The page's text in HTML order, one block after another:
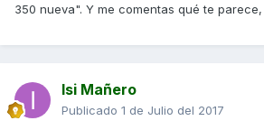
350 nueva". Y me comentas qué te
Isi Mañero
Publicado 1 de Julio del 2017